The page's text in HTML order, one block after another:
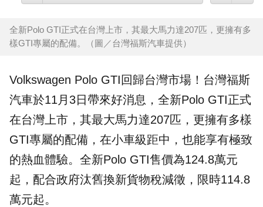
全新Polo GTI正式在台灣上市，其最大馬力達207匹，更擁有多
樣GTI專屬的配備。（圖／台灣福斯汽車提供）
Volkswagen Polo GTI 回歸台灣市場！台灣福斯
汽車於11月3日帶來好消息，全新Polo GTI正式
在台灣上市，其最大馬力達207匹，更擁有多樣
GTI專屬的配備，在小車級距中，也能享有極致
的熱血體驗。全新Polo GTI售價為124.8萬元
起，配合政府汰舊換新貨物稅減徵，限時114.8
萬元起。